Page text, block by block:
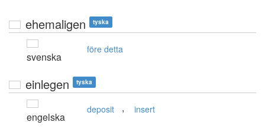
ehemaligen tyska
svenska
före detta
einlegen tyska
engelska
deposit , insert